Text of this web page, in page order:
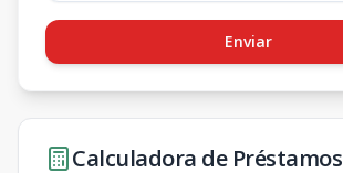
Enviar
Calculadora de Préstamos